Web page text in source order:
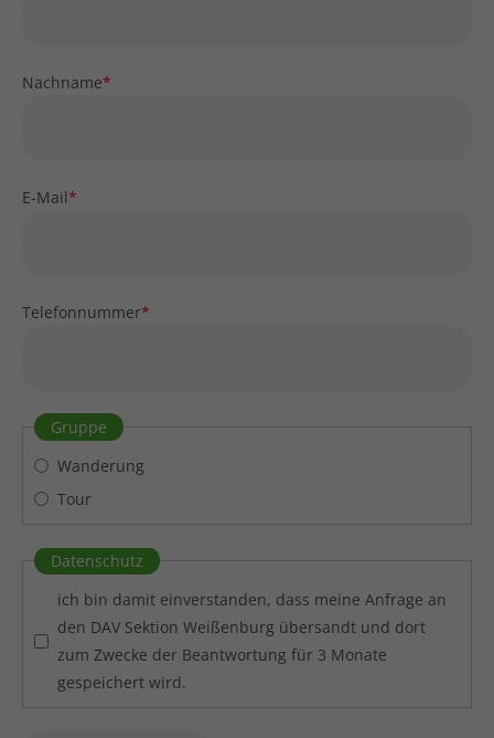
Nachname*
E-Mail*
Telefonnummer*
Gruppe
Wanderung
Tour
Datenschutz
ich bin damit einverstanden, dass meine Anfrage an
den DAV Sektion Weißenburg übersandt und dort
zum Zwecke der Beantwortung für 3 Monate
gespeichert wird.